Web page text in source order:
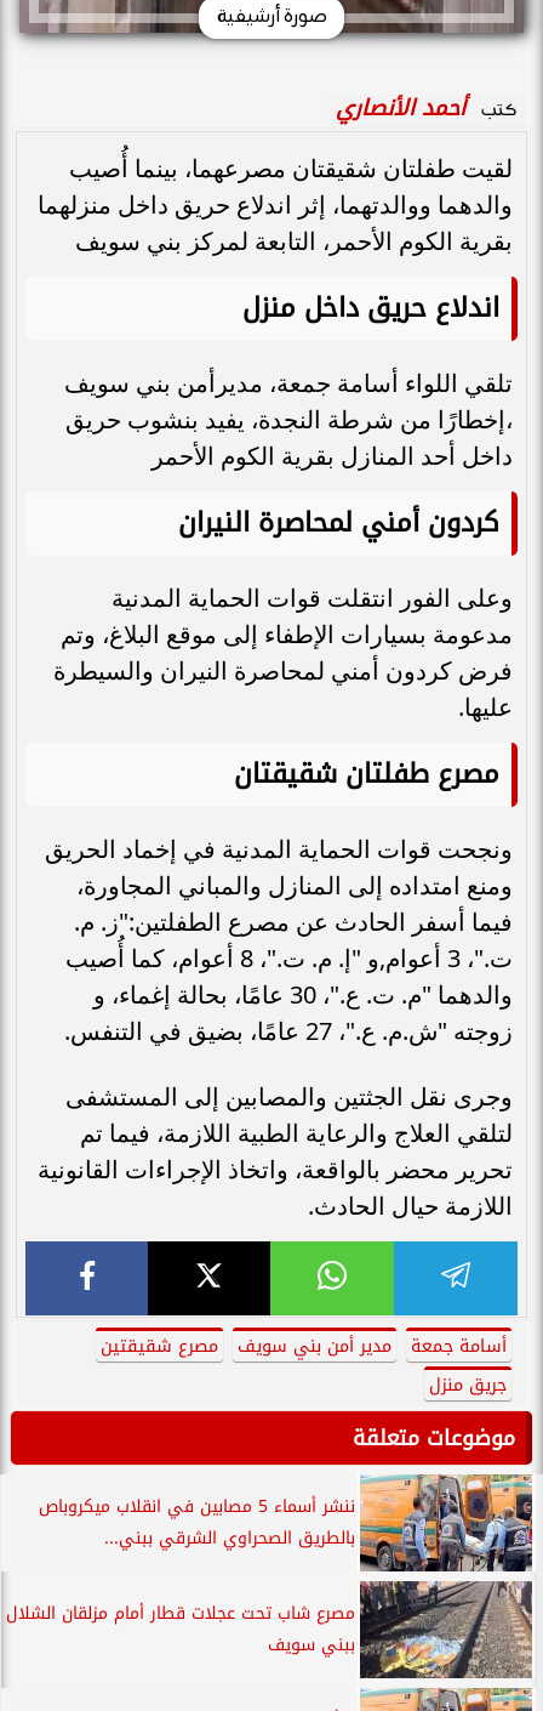
صورة أرشيفية
كتب أحمد الأنصاري
لقيت طفلتان شقيقتان مصرعهما، بينما أُصيب
والدهما ووالدتهما، إثر اندلاع حريق داخل منزلهما
بقرية الكوم الأحمر، التابعة لمركز بني سويف
اندلاع حريق داخل منزل
تلقي اللواء أسامة جمعة، مديرأمن بني سويف
،إخطارًا من شرطة النجدة، يفيد بنشوب حريق
داخل أحد المنازل بقرية الكوم الأحمر
كردون أمني لمحاصرة النيران
وعلى الفور انتقلت قوات الحماية المدنية
مدعومة بسيارات الإطفاء إلى موقع البلاغ، وتم
فرض كردون أمني لمحاصرة النيران والسيطرة
عليها.
مصرع طفلتان شقيقتان
ونجحت قوات الحماية المدنية في إخماد الحريق
ومنع امتداده إلى المنازل والمباني المجاورة،
فيما أسفر الحادث عن مصرع الطفلتين:"ز. م.
ت."، 3 أعوام,و "إ. م. ت."، 8 أعوام، كما أُصيب
والدهما "م. ت. ع."، 30 عامًا، بحالة إغماء، و
زوجته "ش.م. ع."، 27 عامًا، بضيق في التنفس.
وجرى نقل الجثتين والمصابين إلى المستشفى
لتلقي العلاج والرعاية الطبية اللازمة، فيما تم
تحرير محضر بالواقعة، واتخاذ الإجراءات القانونية
اللازمة حيال الحادث.
أسامة جمعة مدير أمن بني سويف
مصرع شقيقتين
جريق منزل
موضوعات متعلقة
ننشر أسماء 5 مصابين في انقلاب ميكروباص
بالطريق الصحراوي الشرقي ببني...
مصرع شاب تحت عجلات قطار أمام مزلقان الشلال
ببني سويف